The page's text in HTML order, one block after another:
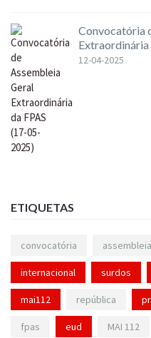
Convocatória
Extraordinária
12-04-2025
ETIQUETAS
convocatória assembleia
internacional surdos
mai112 república
fpas eud MAI 112